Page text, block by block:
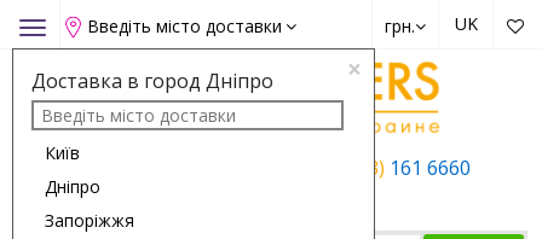
Toggle
navigation
Введіть місто доставки
×
Доставка в город Дніпро
Київ
Дніпро
Запоріжжя
UK
грн.
+38 (063) 161 6660